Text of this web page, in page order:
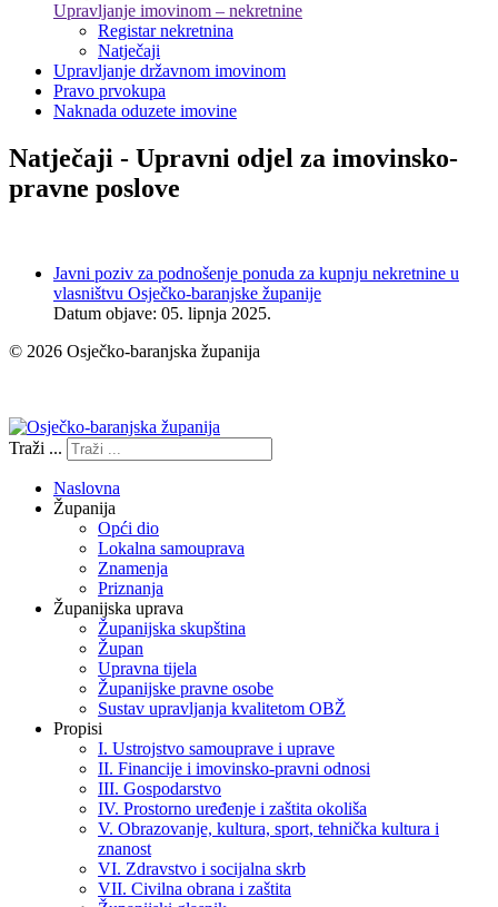
Upravljanje imovinom – nekretnine
Registar nekretnina
Natječaji
Upravljanje državnom imovinom
Pravo prvokupa
Naknada oduzete imovine
Natječaji - Upravni odjel za imovinsko-
pravne poslove
Javni poziv za podnošenje ponuda za kupnju nekretnine u
vlasništvu Osječko-baranjske županije
Datum objave: 05. lipnja 2025.
© 2026 Osječko-baranjska županija
Traži ...
Naslovna
Županija
Opći dio
Lokalna samouprava
Znamenja
Priznanja
Županijska uprava
Županijska skupština
Župan
Upravna tijela
Županijske pravne osobe
Sustav upravljanja kvalitetom OBŽ
Propisi
I. Ustrojstvo samouprave i uprave
II. Financije i imovinsko-pravni odnosi
III. Gospodarstvo
IV. Prostorno uređenje i zaštita okoliša
V. Obrazovanje, kultura, sport, tehnička kultura i
znanost
VI. Zdravstvo i socijalna skrb
VII. Civilna obrana i zaštita